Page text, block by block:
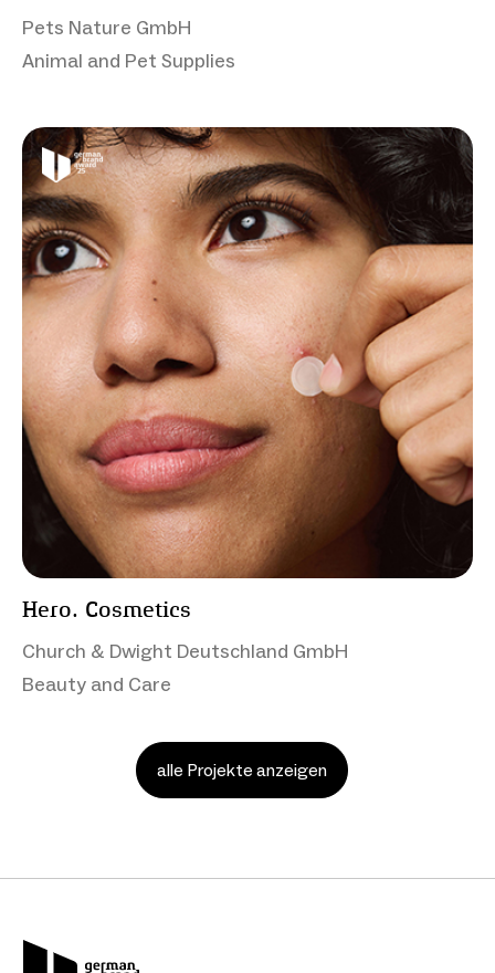
Pets Nature GmbH
Animal and Pet Supplies
Hero. Cosmetics
Church & Dwight Deutschland GmbH
Beauty and Care
alle Projekte anzeigen